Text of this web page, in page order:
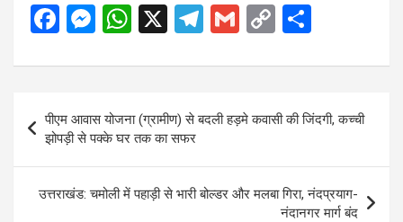
F
ce
o
o
k
M
se
n
g
er
W
at
s
A
p
p
X
T
e
gr
a
m
G
ail
C
py
Li
n
k
ar
e
navigation
पीएम आवास योजना (ग्रामीण) से बदली हड़मे कवासी की जिंदगी, कच्ची
झोपड़ी से पक्के घर तक का सफर
उत्तराखंड: चमोली में पहाड़ी से भारी बोल्डर और मलबा गिरा, नंदप्रयाग-
नंदानगर मार्ग बंद